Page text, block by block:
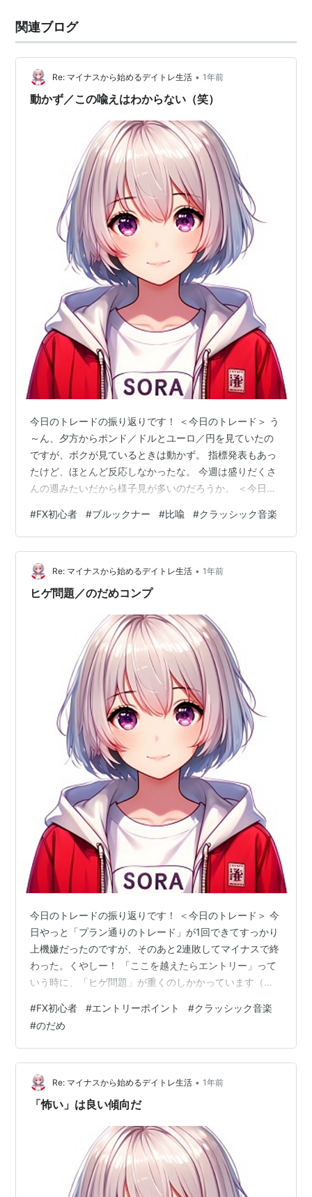
関連ブログ
Re: マイナスから始めるデイトレ生活 • 1年前
動かず／この喩えはわからない（笑）
今日のトレードの振り返りです！ ＜今日のトレード＞ う
～ん、夕方からポンド／ドルとユーロ／円を見ていたの
ですが、ボクが見ているときは動かず。 指標発表もあっ
たけど、ほとんど反応しなかったな。 今週は盛りだくさ
んの週みたいだから様子見が多いのだろうか。 ＜今日の
あった。 ブルックナーのスコアにあるのは、驚くべき単
純さと、恐るべき複雑さの同居である。ほとんど幼稚と
さえいえるものが、ひどく手の込んだものと組み合わさ
れているのである。それは、年甲斐もなくすぐに少女に
恋をしてしまう男が、熱烈なカトリック信者であり、ウ
#FX初心者 #ブルックナー #比喩 #クラッシック音楽
Re: マイナスから始めるデイトレ生活 • 1年前
ヒゲ問題／のだめコンプ
今日のトレードの振り返りです！ ＜今日のトレード＞ 今
日やっと「プラン通りのトレード」が1回できてすっかり
上機嫌だったのですが、そのあと2連敗してマイナスで終
わった。くやしー！ 「ここを越えたらエントリー」って
いう時に、「ヒゲ問題」が重くのしかかっています（も
ヒゲの先端を越えたらエントリーという慎重な戦略を取
っているつもりなのですが、その先まで行かなくって、
結局大きく戻して損切りの逆指値にかかってしまう。 2
連敗のトレードは両方ともそのパターンでした。 「エン
トリーポイントが悪い」の一語に尽きるのでしょうが、
もっと伸びる気満々でエントリーしてい…
#FX初心者 #エントリーポイント #クラッシック音楽
#のだめ
Re: マイナスから始めるデイトレ生活 • 1年前
「怖い」は良い傾向だ